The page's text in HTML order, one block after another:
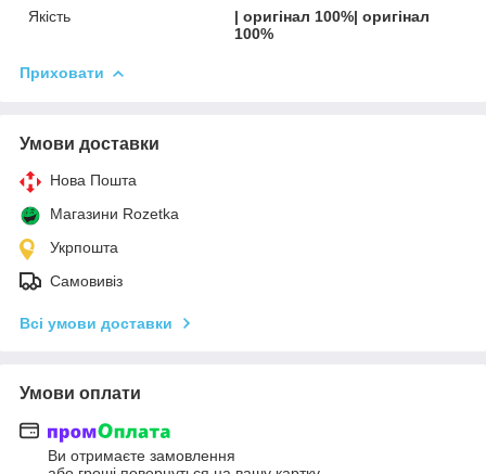
Якість
| оригінал 100%| оригінал
100%
Приховати
Умови доставки
Нова Пошта
Магазини Rozetka
Укрпошта
Самовивіз
Всі умови доставки
Умови оплати
Ви отримаєте замовлення